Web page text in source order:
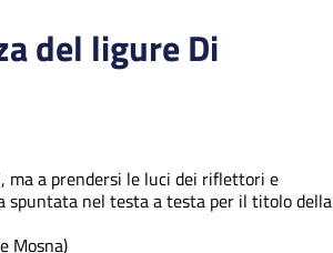
del ligure Di
ma a prendersi le luci dei riflettori e
spuntata nel testa a testa per il titolo della